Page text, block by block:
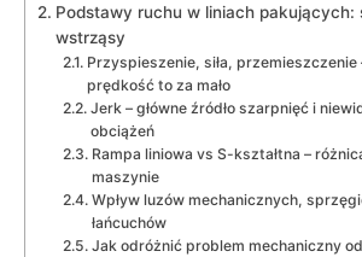
Podstawy ruchu w liniach pakujących:
wstrząsy
Przyspieszenie, siła, przemieszczenie
prędkość to za mało
Jerk – główne źródło szarpnięć i
obciążeń
Rampa liniowa vs S-kształtna –
maszynie
Wpływ luzów mechanicznych,
łańcuchów
Jak odróżnić problem mechaniczny